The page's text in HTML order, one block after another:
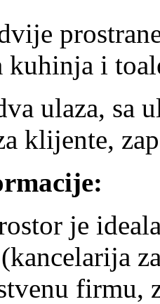
kuhinja i
ulaza, sa
klijente,
je
firmu,